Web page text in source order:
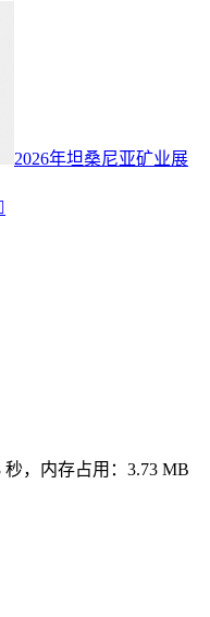
2026年坦桑尼亚矿业展
，内存占用：3.73 MB